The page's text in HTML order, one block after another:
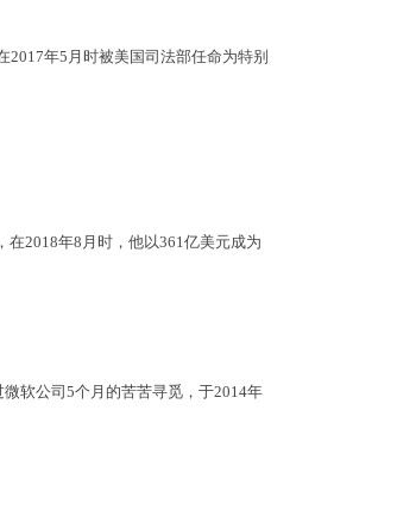
2017年5月时被美国司法部任命为特别
2018年8月时，他以361亿美元成为
微软公司5个月的苦苦寻觅，于2014年